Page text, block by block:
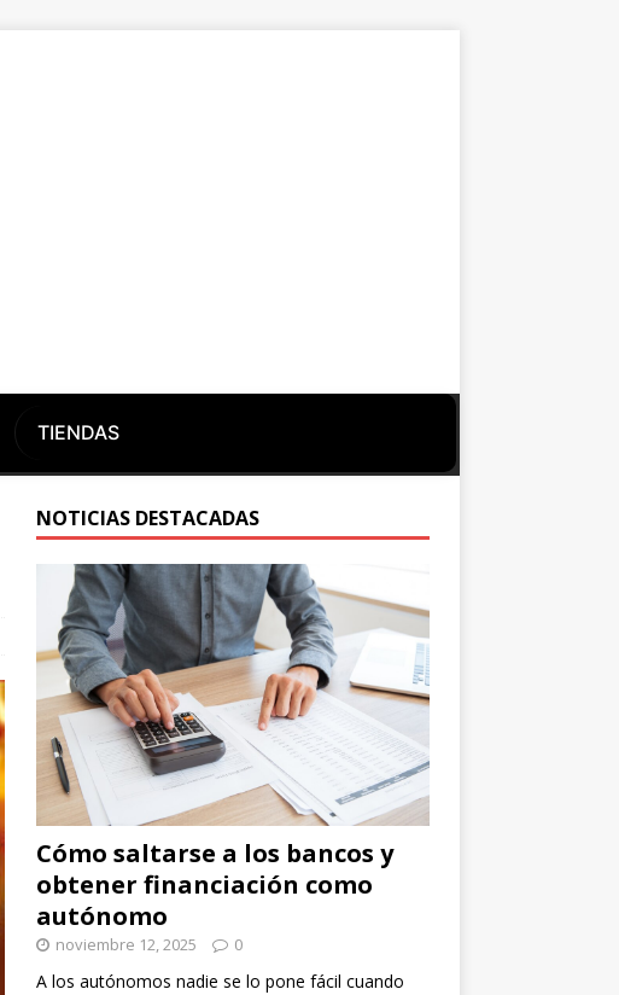
TIENDAS
NOTICIAS DESTACADAS
Cómo saltarse a los bancos y
obtener financiación como
autónomo
noviembre 12, 2025 0
A los autónomos nadie se lo pone fácil cuando